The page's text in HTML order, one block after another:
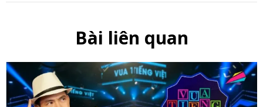
Bài liên quan